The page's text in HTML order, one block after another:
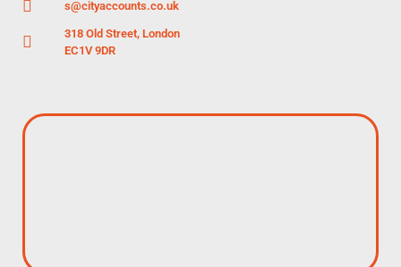
s@cityaccounts.co.uk
318 Old Street, London
EC1V 9DR